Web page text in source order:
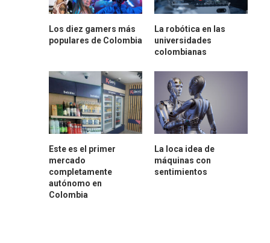
Los diez gamers más
populares de Colombia
La robótica en las
universidades
colombianas
Este es el primer
mercado
completamente
autónomo en
Colombia
La loca idea de
máquinas con
sentimientos